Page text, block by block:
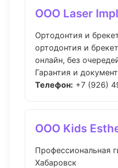
ООО Laser
Ортодонтия и
ортодонтия и
онлайн, без
Гарантия и
Телефон: +7 (926)
ООО Kids
Профессиональная
Хабаровск